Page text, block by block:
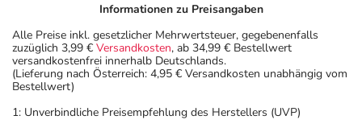
Informationen zu Preisangaben
Alle Preise inkl. gesetzlicher Mehrwertsteuer, gegebenenfalls
zuzüglich 3,99 € Versandkosten, ab 34,99 € Bestellwert
versandkostenfrei innerhalb Deutschlands.
(Lieferung nach Österreich: 4,95 € Versandkosten unabhängig vom
Bestellwert)
1: Unverbindliche Preisempfehlung des Herstellers (UVP)